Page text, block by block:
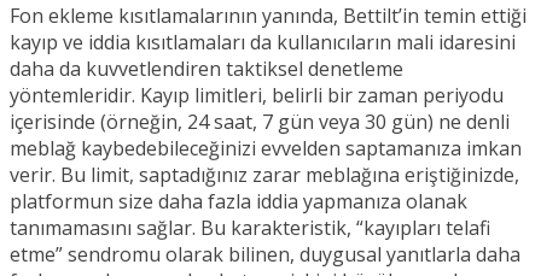
Fon ekleme kısıtlamalarının yanında, Bettilt’in temin ettiği
kayıp ve iddia kısıtlamaları da kullanıcıların mali idaresini
daha da kuvvetlendiren taktiksel denetleme
yöntemleridir. Kayıp limitleri, belirli bir zaman periyodu
içerisinde (örneğin, 24 saat, 7 gün veya 30 gün) ne denli
meblağ kaybedebileceğinizi evvelden saptamanıza imkan
verir. Bu limit, saptadığınız zarar meblağına eriştiğinizde,
platformun size daha fazla iddia yapmanıza olanak
tanımamasını sağlar. Bu karakteristik, “kayıpları telafi
etme” sendromu olarak bilinen, duygusal yanıtlarla daha